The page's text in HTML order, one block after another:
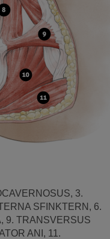
3.
SFINKTERN, 6.
9. TRANSVERSUS
ANI, 11.